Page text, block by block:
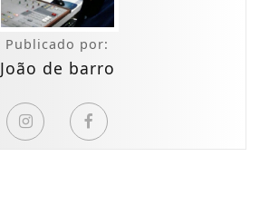
Publicado por:
João de barro